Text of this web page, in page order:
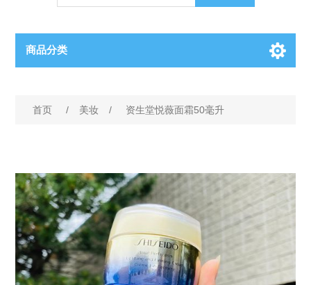
商品分类
首页 / 美妆 / 资生堂悦薇面霜50毫升